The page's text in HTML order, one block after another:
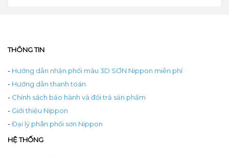
THÔNG TIN
- Hướng dẫn nhận phối màu 3D SƠN Nippon miễn phí
- Hướng dẫn thanh toán
- Chính sách bảo hành và đổi trả sản phẩm
- Giới thiệu Nippon
-Đại lý phân phối sơn Nippon
HỆ THỐNG